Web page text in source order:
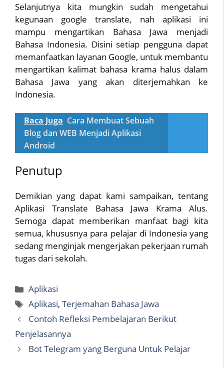
Selanjutnya kita mungkin sudah mengetahui
kegunaan google translate, nah aplikasi ini
mampu mengartikan Bahasa Jawa menjadi
Bahasa Indonesia. Disini setiap pengguna dapat
memanfaatkan layanan Google, untuk membantu
mengartikan kalimat bahasa krama halus dalam
Bahasa Jawa yang akan diterjemahkan ke
Indonesia.
Baca Juga Cara Membuat Sebuah
Blog dan WEB Menjadi Aplikasi
Android
Penutup
Demikian yang dapat kami sampaikan, tentang
Aplikasi Translate Bahasa Jawa Krama Alus.
Semoga dapat memberikan manfaat bagi kita
semua, khususnya para pelajar di Indonesia yang
sedang menginjak mengerjakan pekerjaan rumah
tugas dari sekolah.
Categories
Aplikasi
Tags
Aplikasi,Terjemahan Bahasa Jawa
Contoh Refleksi Pembelajaran Berikut
Penjelasannya
Bot Telegram yang Berguna Untuk Pelajar